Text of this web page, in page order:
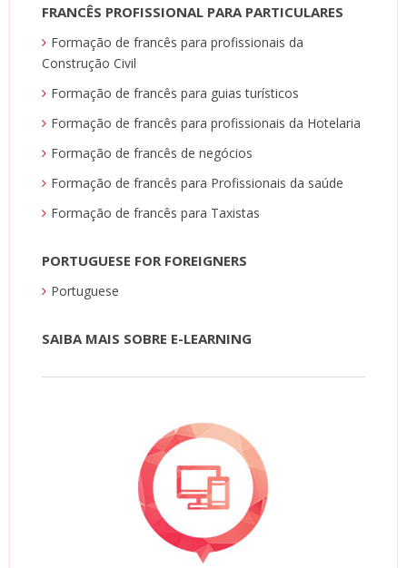
FRANCÊS PROFISSIONAL PARA PARTICULARES
Formação de francês para profissionais da
Construção Civil
Formação de francês para guias turísticos
Formação de francês para profissionais da Hotelaria
Formação de francês de negócios
Formação de francês para Profissionais da saúde
Formação de francês para Taxistas
PORTUGUESE FOR FOREIGNERS
Portuguese
SAIBA MAIS SOBRE E-LEARNING